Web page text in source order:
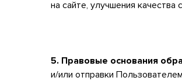
на сайте, улучшения качества
5. Правовые основания
и/или отправки